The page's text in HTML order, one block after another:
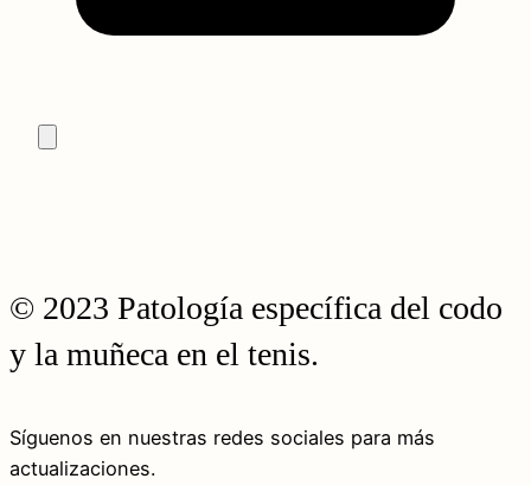
© 2023 Patología específica del codo
y la muñeca en el tenis.
Síguenos en nuestras redes sociales para más
actualizaciones.